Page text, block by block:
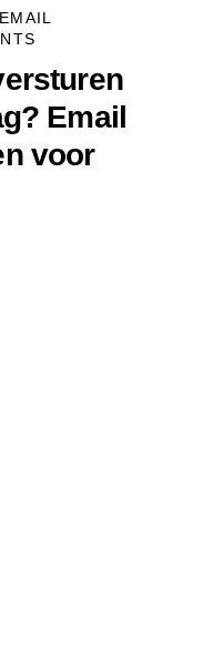
EMAIL
Email
voor